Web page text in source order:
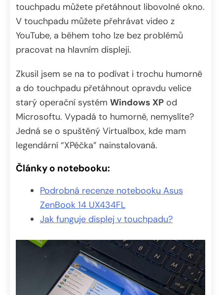
touchpadu můžete přetáhnout libovolné okno.
V touchpadu můžete přehrávat video z
YouTube, a během toho lze bez problémů
pracovat na hlavním displeji.
Zkusil jsem se na to podívat i trochu humorně
a do touchpadu přetáhnout opravdu velice
starý operační systém Windows XP od
Microsoftu. Vypadá to humorně, nemyslíte?
Jedná se o spuštěný Virtualbox, kde mam
legendární “XPéčka” nainstalovaná.
Články o notebooku:
Podrobná recenze notebooku Asus
ZenBook 14 UX434FL
Jak funguje displej v touchpadu?